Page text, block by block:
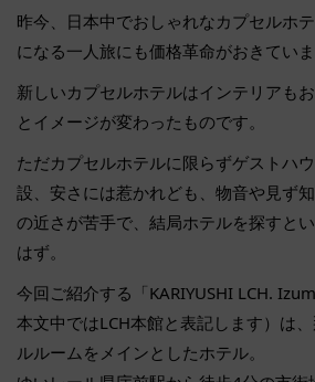
昨今、日本中でおしゃれなカプセルホ
になる一人旅にも価格革命がおきていま
新しいカプセルホテルはインテリアも
とイメージが変わったものです。
ただカプセルホテルに限らずゲストハ
設、安さには惹かれども、物音や見ず
の近さが苦手で、結局ホテルを探すと
はず。
今回ご紹介する「KARIYUSHI LCH.
本文中ではLCH本館と表記します）は
ルルームをメインとしたホテル。